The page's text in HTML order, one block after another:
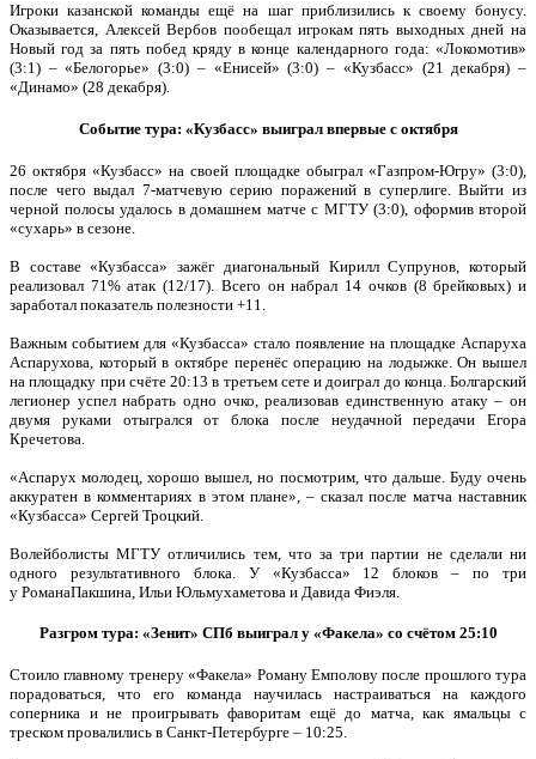
Игроки казанской команды ещё на шаг приблизились к своему бонусу.
Оказывается, Алексей Вербов пообещал игрокам пять выходных дней на
Новый год за пять побед кряду в конце календарного года: «Локомотив»
(3:1) – «Белогорье» (3:0) – «Енисей» (3:0) – «Кузбасс» (21 декабря) –
«Динамо» (28 декабря).
Событие тура: «Кузбасс» выиграл впервые с октября
26 октября «Кузбасс» на своей площадке обыграл «Газпром-Югру» (3:0),
после чего выдал 7-матчевую серию поражений в суперлиге. Выйти из
черной полосы удалось в домашнем матче с МГТУ (3:0), оформив второй
«сухарь» в сезоне.
В составе «Кузбасса» зажёг диагональный Кирилл Супрунов, который
реализовал 71% атак (12/17). Всего он набрал 14 очков (8 брейковых) и
заработал показатель полезности +11.
Важным событием для «Кузбасса» стало появление на площадке Аспаруха
Аспарухова, который в октябре перенёс операцию на лодыжке. Он вышел
на площадку при счёте 20:13 в третьем сете и доиграл до конца. Болгарский
легионер успел набрать одно очко, реализовав единственную атаку – он
двумя руками отыгрался от блока после неудачной передачи Егора
Кречетова.
«Аспарух молодец, хорошо вышел, но посмотрим, что дальше. Буду очень
аккуратен в комментариях в этом плане», – сказал после матча наставник
«Кузбасса» Сергей Троцкий.
Волейболисты МГТУ отличились тем, что за три партии не сделали ни
одного результативного блока. У «Кузбасса» 12 блоков – по три
у РоманаПакшина, Ильи Юльмухаметова и Давида Фиэля.
Разгром тура: «Зенит» СПб выиграл у «Факела» со счётом 25:10
Стоило главному тренеру «Факела» Роману Емполову после прошлого тура
порадоваться, что его команда научилась настраиваться на каждого
соперника и не проигрывать фаворитам ещё до матча, как ямальцы с
треском провалились в Санкт-Петербурге – 10:25.